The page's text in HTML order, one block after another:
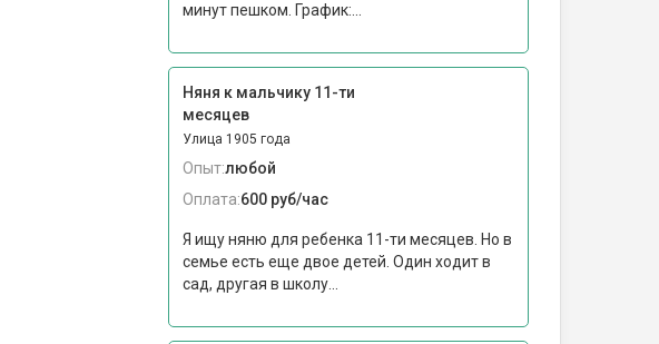
минут пешком. График:...
Няня к мальчику 11-ти
месяцев
Улица 1905 года
Опыт:любой
Оплата:600 руб/час
Я ищу няню для ребенка 11-ти месяцев. Но в
семье есть еще двое детей. Один ходит в
сад, другая в школу...